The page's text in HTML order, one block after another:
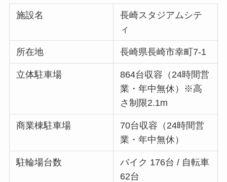
施設名
長崎スタジアムシテ
ィ
所在地 長崎県長崎市幸町7-1
立体駐車場
864台収容（24時間営
業・年中無休）※高
さ制限2.1m
商業棟駐車場
70台収容（24時間営
業・年中無休）
駐輪場台数
バイク 176台 / 自転車
62台